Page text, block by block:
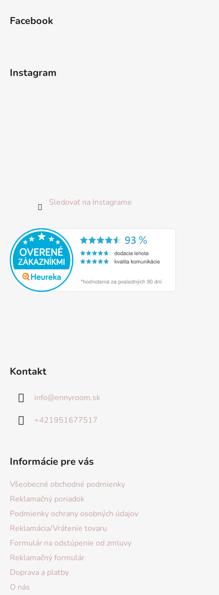
Facebook
Instagram
Sledovať na Instagrame
Kontakt
info@ennyroom.sk
+421951677517
Informácie pre vás
Všeobecné obchodné podmienky
Reklamačný poriadok
Podmienky ochrany osobných údajov
Reklamácia/Vrátenie tovaru
Formulár na odstúpenie od zmluvy
Reklamačný formulár
Doprava a platby
O nás